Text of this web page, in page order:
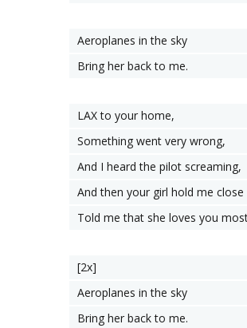
Aeroplanes in the sky
Bring her back to me.
LAX to your home,
Something went very wrong,
And I heard the pilot screaming,
And then your girl hold me close
Told me that she loves you
[2х]
Aeroplanes in the sky
Bring her back to me.